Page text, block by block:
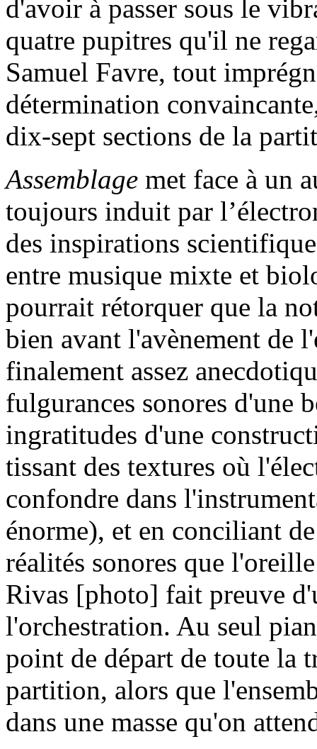
d'avoir à passer sous le
quatre pupitres qu'il ne
Samuel Favre, tout
détermination
dix-sept sections de la
Assemblage met face à un
toujours induit par
des inspirations
entre musique mixte et
pourrait rétorquer que la
bien avant l'avènement de
finalement assez
fulgurances sonores d'une
ingratitudes d'une
tissant des textures où
confondre dans
énorme), et en conciliant
réalités sonores que
Rivas [photo] fait preuve
l'orchestration. Au seul
point de départ de toute la
partition, alors que
dans une masse qu'on